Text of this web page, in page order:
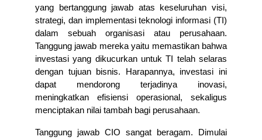
yang bertanggung jawab atas keseluruhan visi,
strategi, dan implementasi teknologi informasi (TI)
dalam sebuah organisasi atau perusahaan.
Tanggung jawab mereka yaitu memastikan bahwa
investasi yang dikucurkan untuk TI telah selaras
dengan tujuan bisnis. Harapannya, investasi ini
dapat mendorong terjadinya inovasi,
meningkatkan efisiensi operasional, sekaligus
menciptakan nilai tambah bagi perusahaan.
Tanggung jawab CIO sangat beragam. Dimulai